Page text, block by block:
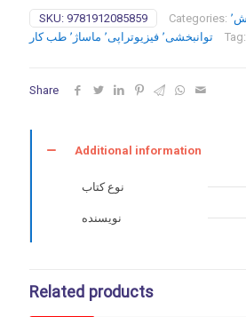
Fundamentals
of
Integrated
quantity
SKU: 9781912085859 Categories: طب ورزش٬
توانبخشی٬ فیزیوتراپی٬ ماساژ٬ طب کار
Tag:
Share
Additional information
نوع کتاب
نویسنده
Related products